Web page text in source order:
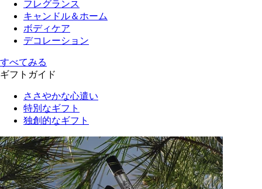
フレグランス
キャンドル＆ホーム
ボディケア
デコレーション
すべてみる
ギフトガイド
ささやかな心遣い
特別なギフト
独創的なギフト